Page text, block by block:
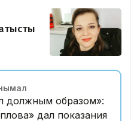
должным образом»:
дал показания